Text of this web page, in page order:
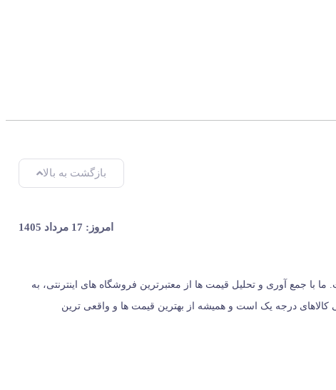
بازگشت به بالا
امروز: 17 مرداد 1405
دستی در ایران، از سال 1396 با وب سایت (مس زنجان) شروع کردیم و حالا 024 کالا در کنار شماست. ما با جمع‌ آوری و تحلیل قیمت‌ ها از معتبرترین فروشگاه‌ های اینترنتی، به
نیست؛ بلکه مرجعی مستقل برای معرفی کالاهای درجه یک است و همیشه از بهترین قیمت‌ ها و واقعی‌ ترین